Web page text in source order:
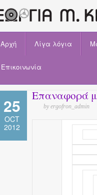
Αρχή Λίγα λόγια
Επικοινωνία
25
OCT
2012
Επαναφορά
by ergofron_admin